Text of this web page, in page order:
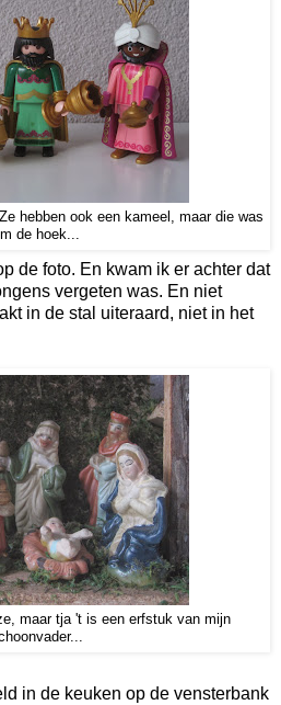
hebben ook een kameel, maar die was
de hoek...
de foto. En kwam ik er achter dat
vergeten was. En niet
in de stal uiteraard, niet in het
maar tja 't is een erfstuk van mijn
in de keuken op de vensterbank